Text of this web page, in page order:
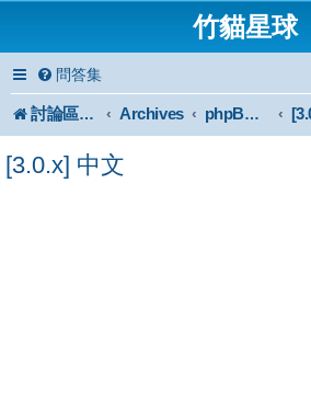
竹貓星球
問答集
討論區首頁 Archives phpBB 3.0.x Forum Archive
[3.0.x] 中文